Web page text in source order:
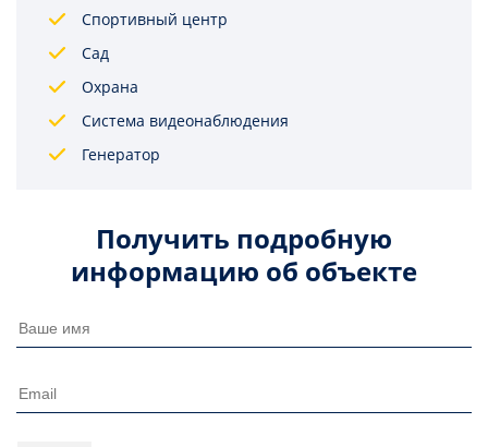
Спортивный центр
Сад
Охрана
Система видеонаблюдения
Генератор
Получить подробную
информацию об объекте